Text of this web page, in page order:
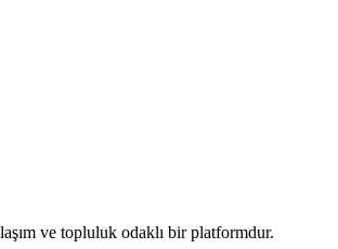
ve topluluk odaklı bir platformdur.